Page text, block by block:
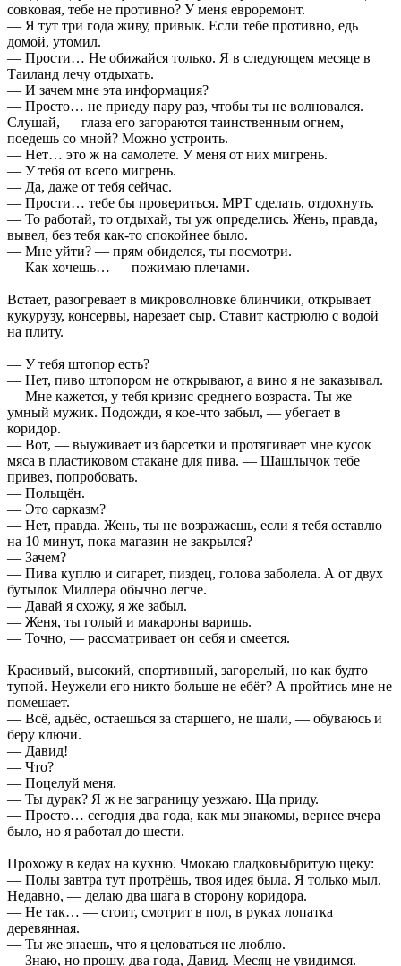
совковая, тебе не противно? У меня евроремонт.
— Я тут три года живу, привык. Если тебе противно, едь
домой, утомил.
— Прости… Не обижайся только. Я в следующем месяце в
Таиланд лечу отдыхать.
— И зачем мне эта информация?
— Просто… не приеду пару раз, чтобы ты не волновался.
Слушай, — глаза его загораются таинственным огнем, —
поедешь со мной? Можно устроить.
— Нет… это ж на самолете. У меня от них мигрень.
— У тебя от всего мигрень.
— Да, даже от тебя сейчас.
— Прости… тебе бы провериться. МРТ сделать, отдохнуть.
— То работай, то отдыхай, ты уж определись. Жень, правда,
вывел, без тебя как-то спокойнее было.
— Мне уйти? — прям обиделся, ты посмотри.
— Как хочешь… — пожимаю плечами.
Встает, разогревает в микроволновке блинчики, открывает
кукурузу, консервы, нарезает сыр. Ставит кастрюлю с водой
на плиту.
— У тебя штопор есть?
— Нет, пиво штопором не открывают, а вино я не заказывал.
— Мне кажется, у тебя кризис среднего возраста. Ты же
умный мужик. Подожди, я кое-что забыл, — убегает в
коридор.
— Вот, — выуживает из барсетки и протягивает мне кусок
мяса в пластиковом стакане для пива. — Шашлычок тебе
привез, попробовать.
— Польщён.
— Это сарказм?
— Нет, правда. Жень, ты не возражаешь, если я тебя оставлю
на 10 минут, пока магазин не закрылся?
— Зачем?
— Пива куплю и сигарет, пиздец, голова заболела. А от двух
бутылок Миллера обычно легче.
— Давай я схожу, я же забыл.
— Женя, ты голый и макароны варишь.
— Точно, — рассматривает он себя и смеется.
Красивый, высокий, спортивный, загорелый, но как будто
тупой. Неужели его никто больше не ебёт? А пройтись мне не
помешает.
— Всё, адьёс, остаешься за старшего, не шали, — обуваюсь и
беру ключи.
— Давид!
— Что?
— Поцелуй меня.
— Ты дурак? Я ж не заграницу уезжаю. Ща приду.
— Просто… сегодня два года, как мы знакомы, вернее вчера
было, но я работал до шести.
Прохожу в кедах на кухню. Чмокаю гладковыбритую щеку:
— Полы завтра тут протрёшь, твоя идея была. Я только мыл.
Недавно, — делаю два шага в сторону коридора.
— Не так… — стоит, смотрит в пол, в руках лопатка
деревянная.
— Ты же знаешь, что я целоваться не люблю.
— Знаю, но прошу, два года, Давид. Месяц не увидимся.